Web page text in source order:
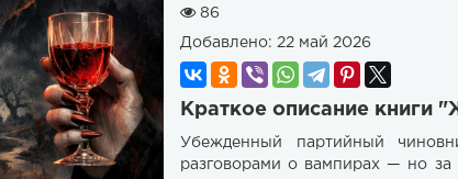
86
Добавлено: 22 май 2026
Краткое описание книги
Убежденный партийный
разговорами о вампирах — но за